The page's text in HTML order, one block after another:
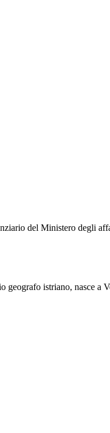
del Ministero degli
geografo istriano, nasce a